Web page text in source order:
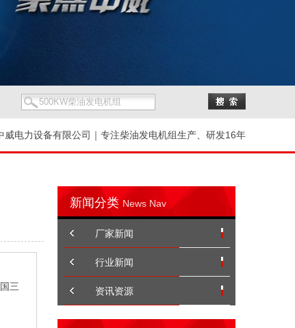
威电力设备有限公司｜专注柴油发电机组生产、研发16年
新闻分类 News Nav
厂家新闻
行业新闻
资讯资源
三